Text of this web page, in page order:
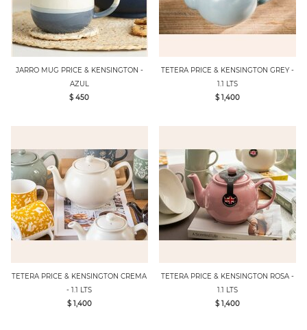
JARRO MUG PRICE & KENSINGTON -
AZUL
$ 450
TETERA PRICE & KENSINGTON GREY -
1.1 LTS
$ 1,400
TETERA PRICE & KENSINGTON CREMA
- 1.1 LTS
$ 1,400
TETERA PRICE & KENSINGTON ROSA -
1.1 LTS
$ 1,400